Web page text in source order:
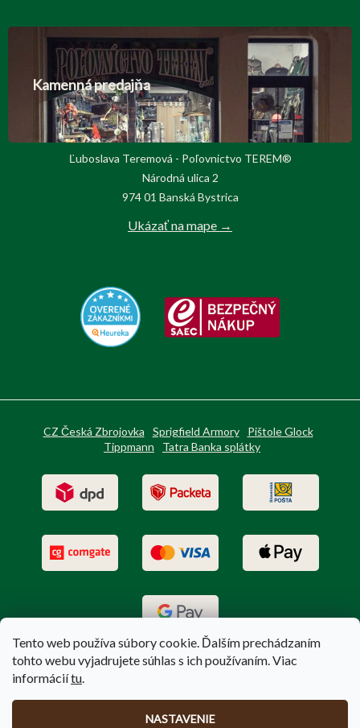
Tento web používa súbory cookie. Ďalším prechádzaním
tohto webu vyjadrujete súhlas s ich používaním. Viac
informáciítu.
NASTAVENIE
Kamenná predajňa
Ľuboslava Teremová - Poľovnictvo TEREM®
Národná ulica 2
974 01 Banská Bystrica
Ukázať na mape →
CZ Česká Zbrojovka Sprigfield Armory
Pištole Glock
Tippmann
Tatra Banka splátky